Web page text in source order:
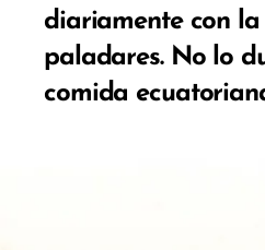
diariamente con
paladares. No lo
comida